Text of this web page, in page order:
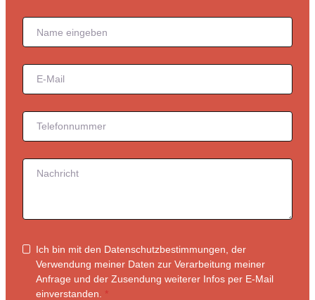
Ich bin mit den Datenschutzbestimmungen, der
Verwendung meiner Daten zur Verarbeitung meiner
Anfrage und der Zusendung weiterer Infos per E-Mail
einverstanden.
*